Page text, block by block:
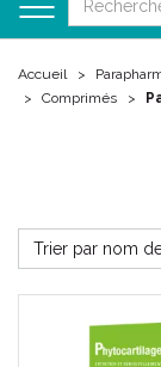
Accueil
Comprimés
Trier par nom